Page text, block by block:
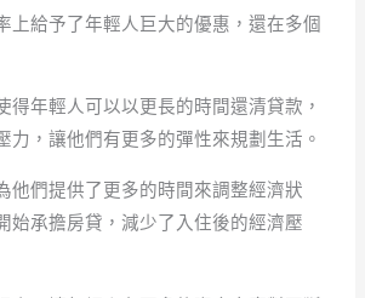
上給予了年輕人巨大的優惠，還在多個
得年輕人可以以更長的時間還清貸款，
力，讓他們有更多的彈性來規劃生活。
他們提供了更多的時間來調整經濟狀
始承擔房貸，減少了入住後的經濟壓